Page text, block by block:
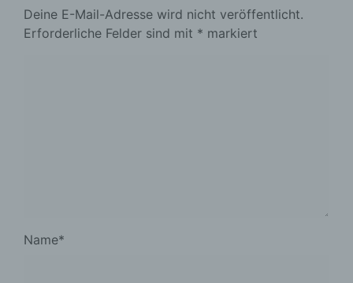
Deine E-Mail-Adresse wird nicht veröffentlicht.
Erforderliche Felder sind mit * markiert
Name*